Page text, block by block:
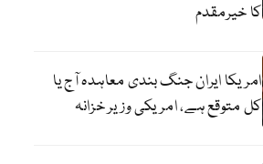
کا خیرمقدم
امریکا ایران جنگ بندی معاہدہ آج یا
کل متوقع ہے، امریکی وزیر خزانہ